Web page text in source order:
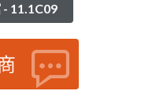
- 11.1C09